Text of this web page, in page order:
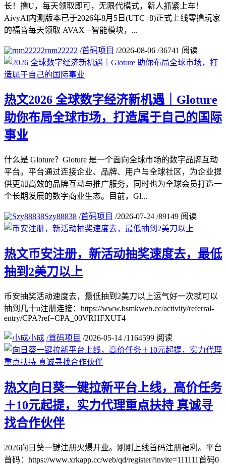
长！撸U，每天领取即可，无限代模式，新人抓紧上车！
AivyAI内测版本已于2026年8月5日(UTC+8)正式上线零撸玩家
的福音每天领取 AVAX +智能模块，...
rnm22222 /首码项目 /2026-08-06 /36741 阅读
热文2026 全球数字经济新机遇｜Gloture
助你布局全球市场，打造属于自己的国际
事业
什么是 Gloture？Gloture 是一个面向全球市场的数字品牌互动
平台。平台通过连接企业、品牌、用户与全球社区，为企业提
供更加高效的品牌互动与推广服务，同时也为全球会员打造一
个长期发展的数字商业生态。目前，Gl...
Szy88838 /首码项目 /2026-07-24 /89149 阅读
热文币安注册，新活动抽奖速度去，最低
抽到2美刀以上
币安抽奖活动速度去，最低抽到2美刀以上运气好一次就可以
抽到几十u注册连接：https://www.bsmkweb.cc/activity/referral-
entry/CPA?ref=CPA_00VRHFXUT4
小成 /首码项目 /2026-05-14 /1164599 阅读
热文向日葵一键拉新平台上线，高价任务
＋10元起提，实力代理重点扶持 真诚寻
找合作伙伴
2026向日葵一键注册火爆开业。刚刚上线首码注册福利。平台
首码：https://www.xrkapp.cc/web/qd/register?invite=111111首码0